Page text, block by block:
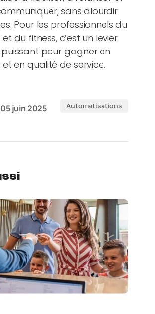
sans alourdir
Pour les professionnels du
du fitness, c’est un levier
pour gagner en
en qualité de service.
05 juin 2025 Automatisations